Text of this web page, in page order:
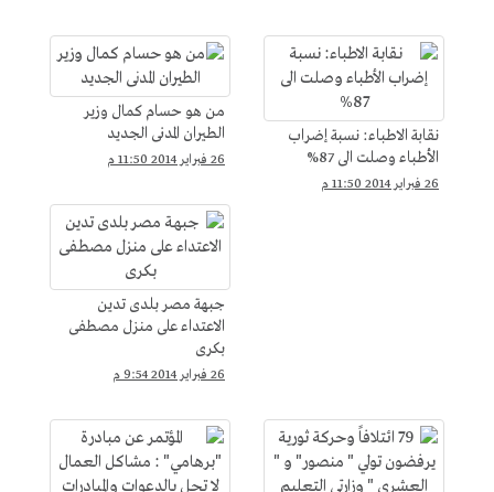
نقابة الاطباء: نسبة إضراب
الأطباء وصلت الى 87%
26 فبراير 2014 11:50 م
من هو حسام كمال وزير
الطيران المدنى الجديد
26 فبراير 2014 11:50 م
جبهة مصر بلدى تدين
الاعتداء على منزل مصطفى
بكرى
26 فبراير 2014 9:54 م